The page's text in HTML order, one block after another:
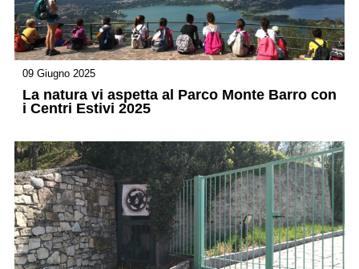
09 Giugno 2025
La natura vi aspetta al Parco Monte Barro con
i Centri Estivi 2025